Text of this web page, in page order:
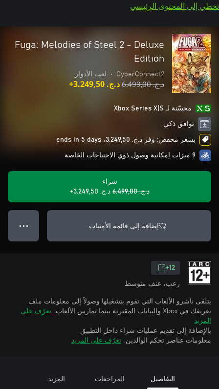
تخطي إلى المحتوى الرئيسي
Fuga: Melodies of Steel 2 - Deluxe
Edition
CyberConnect2
• لعب الأدوار
د.ج.‏ 6.499,00 د.ج.‏ 3.249,50+
محسّنة لـ Xbox Series X|S
توافق ذكي
بسعر مخفض: وفر د.ج.‏ 3.249,50، ends in 5 days
9 ميزات إمكانية وصول ذوي الاحتياجات الخاصة
شراء
د.ج.‏ 6.499,00
د.ج.‏ 3.249,50+
إضافة إلى قائمة الأمنيات ● ● ●
12+
رعب، عنف متوسط
يتلقى ناشرو الألعاب التي تقوم بتشغيلها وصولاً إلى معلومات ملف
تعريفك في Xbox والبيانات المقترنة بينما تمارس الألعاب.
تعرّف على
المزيد
بالإضافة إلى تقديم عمليات شراء داخل التطبيق
معلومات عناصر تحكم الوالدين. تعرّف على المزيد
التفاصيل المراجعات المزيد